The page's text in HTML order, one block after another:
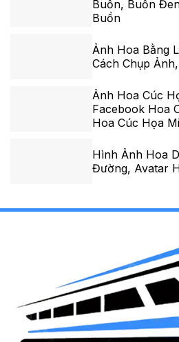
Buồn, Buồn
Buồn
Ảnh Hoa Bằng
Cách Chụp
Ảnh Hoa Cúc
Facebook Hoa
Hoa Cúc Họa Mi
Hình Ảnh Hoa
Đường, Avatar